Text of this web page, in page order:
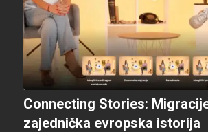
Connecting Stories:
zajednička evropska istorija